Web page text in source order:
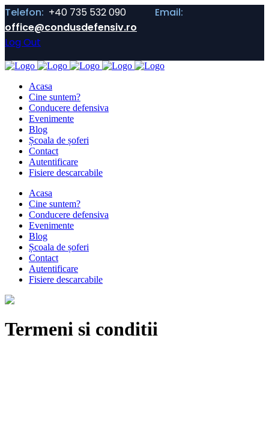
Telefon: +40 735 532 090
Email:
office@condusdefensiv.ro
Log Out
Acasa
Cine suntem?
Conducere defensiva
Evenimente
Blog
Școala de șoferi
Contact
Autentificare
Fisiere descarcabile
Acasa
Cine suntem?
Conducere defensiva
Evenimente
Blog
Școala de șoferi
Contact
Autentificare
Fisiere descarcabile
Termeni si conditii